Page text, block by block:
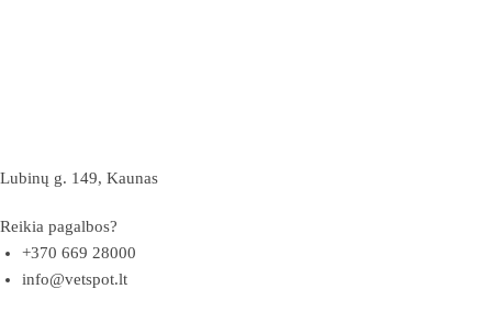
Lubinų g. 149, Kaunas
Reikia pagalbos?
+370 669 28000
info@vetspot.lt